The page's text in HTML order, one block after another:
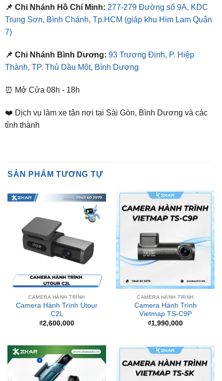
7)
📌 Chi Nhánh Bình Dương:
⏰ Mở Cửa 08h - 18h
❤️ Dịch vụ làm xe tận nơi tại Sài Gòn, Bình Dương và các
Camera Hành Trình Utour
C2L
₫2,600,000
Camera Hành Trình
Vietmap TS-C9P
₫1,990,000